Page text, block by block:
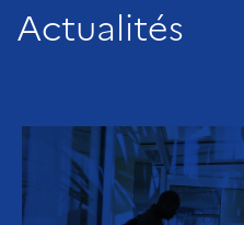
Actualités